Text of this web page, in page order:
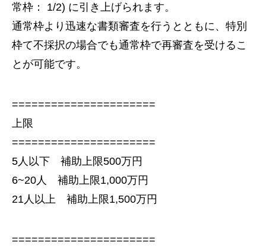
常枠： 1/2) に引き上げられます。
通常枠より迅速な書類審査を行うとともに、特別
枠て不採択の場合でも通常枠で再審査を受けるこ
とが可能です。
======================
上限
======================
5人以下 補助上限500万円
6~20人 補助上限1,000万円
21人以上 補助上限1,500万円
======================